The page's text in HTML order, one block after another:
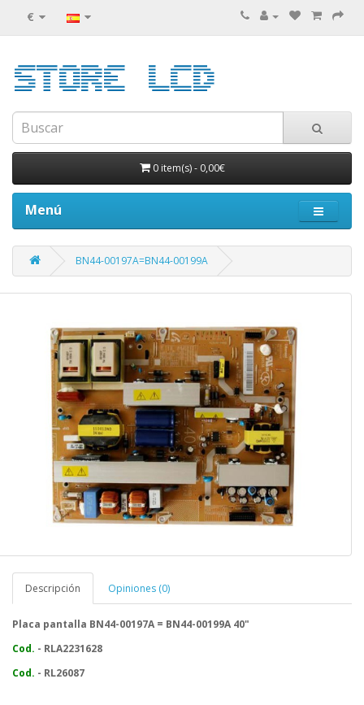
€
0 item(s)- 0,00€
Menú
BN44-00197A=BN44-00199A
Descripción Opiniones (0)
Placa pantalla BN44-00197A = BN44-00199A 40"
Cod. - RLA2231628
Cod. - RL26087